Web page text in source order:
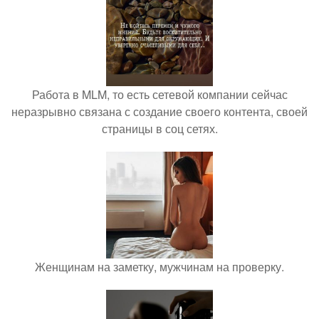
Работа в MLM, то есть сетевой компании сейчас
неразрывно связана с создание своего контента, своей
страницы в соц сетях.
Женщинам на заметку, мужчинам на проверку.